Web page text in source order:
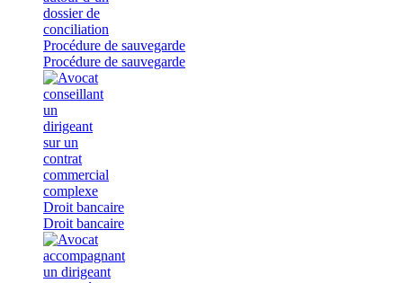
Procédure de sauvegarde
Procédure de sauvegarde
Droit bancaire
Droit bancaire